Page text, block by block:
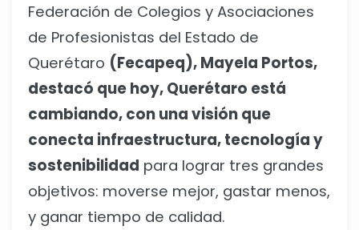
Federación de Colegios y Asociaciones
de Profesionistas del Estado de
Querétaro (Fecapeq), Mayela Portos,
destacó que hoy, Querétaro está
cambiando, con una visión que
conecta infraestructura, tecnología y
sostenibilidad para lograr tres grandes
objetivos: moverse mejor, gastar menos,
y ganar tiempo de calidad.